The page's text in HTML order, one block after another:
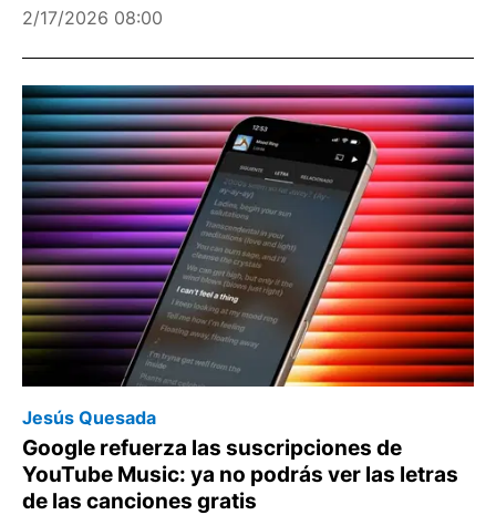
2/17/2026 08:00
Jesús Quesada
Google refuerza las suscripciones de
YouTube Music: ya no podrás ver las letras
de las canciones gratis